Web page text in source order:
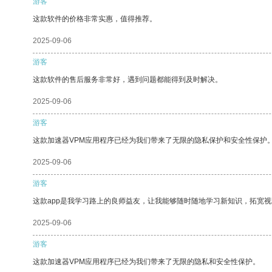
这款软件的价格非常实惠，值得推荐。
2025-09-06
游客
这款软件的售后服务非常好，遇到问题都能得到及时解决。
2025-09-06
游客
这款加速器VPM应用程序已经为我们带来了无限的隐私保护和安全性保护
2025-09-06
游客
这款app是我学习路上的良师益友，让我能够随时随地学习新知识，拓宽
2025-09-06
游客
这款加速器VPM应用程序已经为我们带来了无限的隐私和安全性保护。